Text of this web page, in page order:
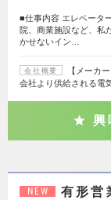
■仕事内容 エレベータ
院、商業施設など、私
かせないイン…
会社概要
【メーカ
会社より供給される電
興
NEW
有形営